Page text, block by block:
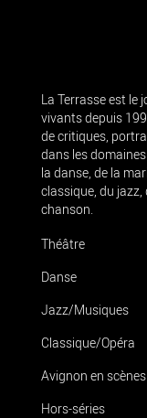
La Terrasse est le
vivants depuis
de critiques,
dans les
la danse, de la
classique, du
chanson.
Théâtre
Danse
Jazz/Musiques
Classique/Opéra
Avignon en scènes
Hors-séries